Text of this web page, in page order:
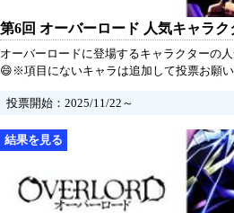
第6回 オーバーロード 人気キャラク
オーバーロードに登場するキャラクターの
😄※項目にないキャラは追加して投票お願
投票開始：2025/11/22～